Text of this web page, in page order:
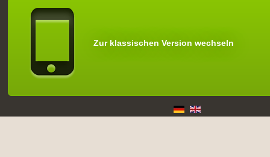
Zur klassischen Version wechseln